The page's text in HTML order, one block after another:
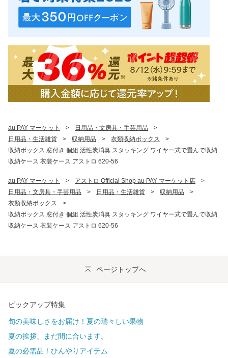
au PAY マーケット > 日用品・文房具・手芸用品
>
日用品・生活雑貨
> 収納用品 > 衣類収納ボックス
>
収納ボックス 窓付き 個組 活性炭消臭 スタッキング ワイヤー式で畳んで収納
収納ケース 衣装ケース アストロ 620-56
au PAY マーケット > アストロ Official Shop au PAY マーケット店
>
日用品・文房具・手芸用品
> 日用品・生活雑貨 > 収納用品
>
衣類収納ボックス
>
収納ボックス 窓付き 個組 活性炭消臭 スタッキング ワイヤー式で畳んで収納
収納ケース 衣装ケース アストロ 620-56
ページトップへ
ピックアップ特集
旬の美味しさをお届け！夏の瑞々しい果物
夏の挨拶、まだ間に合います。
夏の必需品！ひんやりアイテム